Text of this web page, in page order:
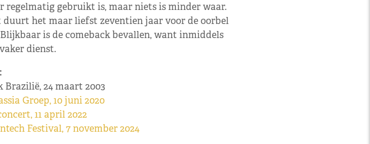
regelmatig gebruikt is, maar niets is minder waar.
duurt het maar liefst zeventien jaar voor de oorbel
is de comeback bevallen, want inmiddels
dienst.
Brazilië, 24 maart 2003
Groep, 10 juni 2020
11 april 2022
Festival, 7 november 2024